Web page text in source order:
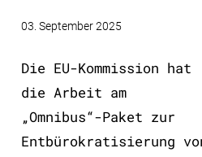
03. September 2025
Die EU-Kommission hat
die Arbeit am
„Omnibus“-Paket zur
Entbürokratisierung